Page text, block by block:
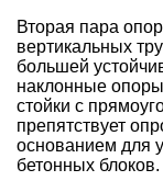
Вторая пара
вертикальных
большей
наклонные
стойки с
препятствует
основанием для
бетонных блоков.